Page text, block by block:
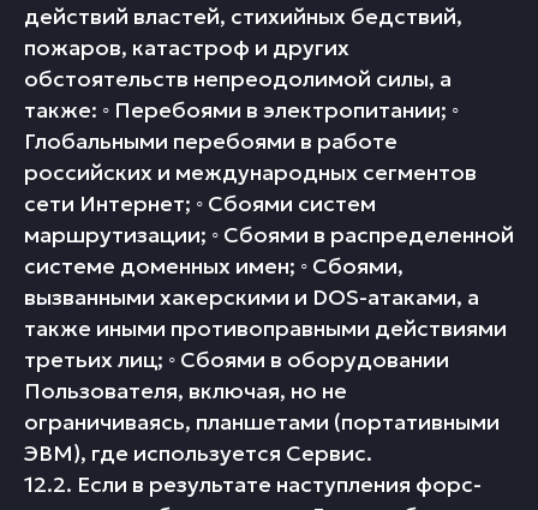
действий властей, стихийных бедствий,
пожаров, катастроф и других
обстоятельств непреодолимой силы, а
также: ◦ Перебоями в электропитании; ◦
Глобальными перебоями в работе
российских и международных сегментов
сети Интернет; ◦ Сбоями систем
маршрутизации; ◦ Сбоями в распределенной
системе доменных имен; ◦ Сбоями,
вызванными хакерскими и DOS-атаками, а
также иными противоправными действиями
третьих лиц; ◦ Сбоями в оборудовании
Пользователя, включая, но не
ограничиваясь, планшетами (портативными
ЭВМ), где используется Сервис.
12.2. Если в результате наступления форс-